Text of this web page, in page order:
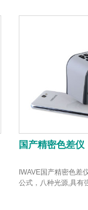
国产精密色差仪
IWAVE国产精密色差
公式，八种光源,具有